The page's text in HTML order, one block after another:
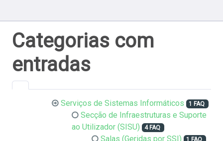
Categorias com
entradas
Serviços de Sistemas Informáticos 1 FAQ
Secção de Infraestruturas e Suporte
ao Utilizador (SISU)
4 FAQ
Salas (Geridas por SSI) 1 FAQ